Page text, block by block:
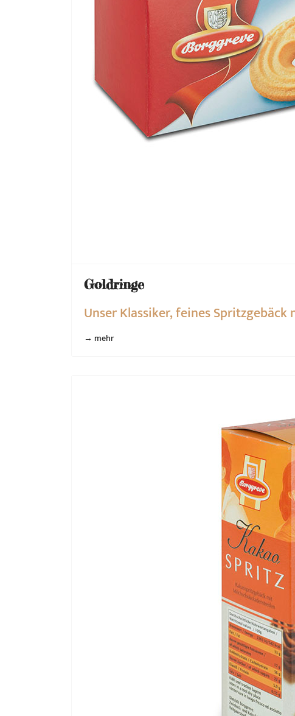
Goldringe
Unser Klassiker, feines
→ mehr